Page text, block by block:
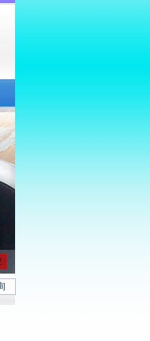
27SiMn、Cr5Mo、